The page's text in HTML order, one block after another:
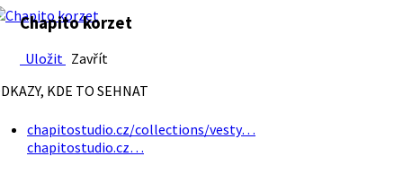
Chapito korzet
Uložit Zavřít
KDE TO SEHNAT
chapitostudio.cz/collections/vesty…
chapitostudio.cz…